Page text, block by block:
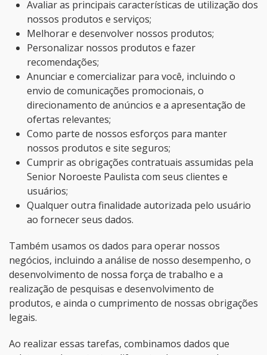
Avaliar as principais características de utilização dos
nossos produtos e serviços;
Melhorar e desenvolver nossos produtos;
Personalizar nossos produtos e fazer
recomendações;
Anunciar e comercializar para você, incluindo o
envio de comunicações promocionais, o
direcionamento de anúncios e a apresentação de
ofertas relevantes;
Como parte de nossos esforços para manter
nossos produtos e site seguros;
Cumprir as obrigações contratuais assumidas pela
Senior Noroeste Paulista com seus clientes e
usuários;
Qualquer outra finalidade autorizada pelo usuário
ao fornecer seus dados.
Também usamos os dados para operar nossos
negócios, incluindo a análise de nosso desempenho, o
desenvolvimento de nossa força de trabalho e a
realização de pesquisas e desenvolvimento de
produtos, e ainda o cumprimento de nossas obrigações
legais.
Ao realizar essas tarefas, combinamos dados que